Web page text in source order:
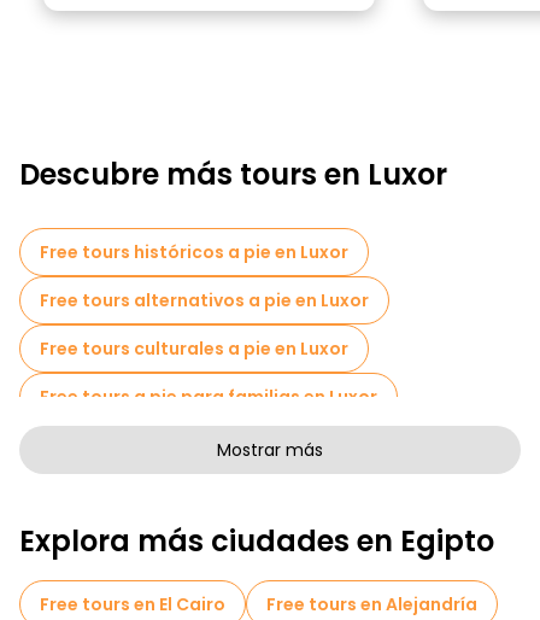
Descubre más tours en Luxor
Free tours históricos a pie en Luxor
Free tours alternativos a pie en Luxor
Free tours culturales a pie en Luxor
Free tours a pie para familias en Luxor
Actividades deportivas en Luxor
Museos en Luxor
Tours de degustación locales en Luxor
Mostrar más
Explora más ciudades en Egipto
Free tours en El Cairo
Free tours en Alejandría